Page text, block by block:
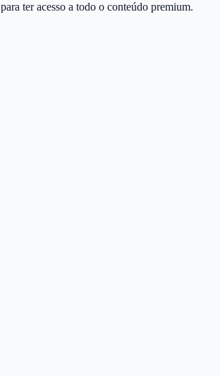
ter acesso a todo o conteúdo premium.